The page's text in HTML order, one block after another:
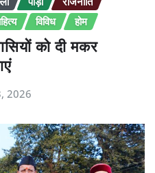
विविध होम
को दी मकर
2026